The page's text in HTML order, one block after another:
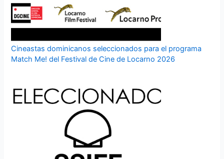
Cineastas dominicanos seleccionados para el programa
Match Me! del Festival de Cine de Locarno 2026